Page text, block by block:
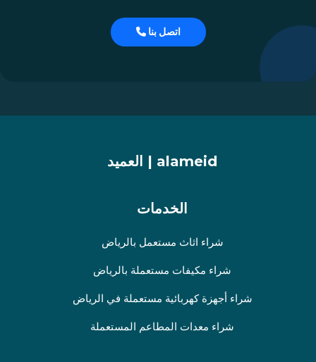
اتصل بنا
alameid | العميد
الخدمات
شراء اثاث مستعمل بالرياض
شراء مكيفات مستعملة بالرياض
شراء أجهزة كهربائية مستعملة في الرياض
شراء معدات المطاعم المستعملة